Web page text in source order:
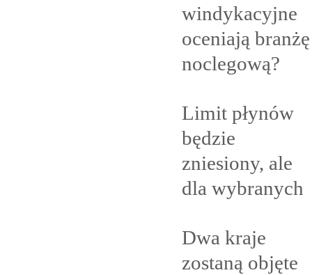
windykacyjne
oceniają branżę
noclegową?
Limit płynów
będzie
zniesiony, ale
dla wybranych
Dwa kraje
zostaną objęte